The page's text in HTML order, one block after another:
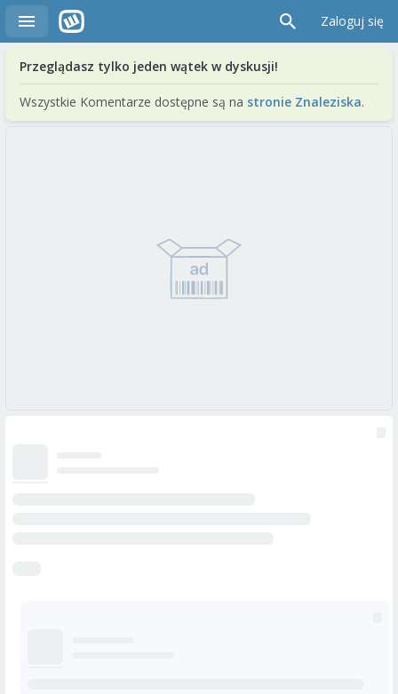
Zaloguj się
Przeglądasz tylko jeden wątek w dyskusji!
Wszystkie Komentarze dostępne są na stronie Znaleziska.